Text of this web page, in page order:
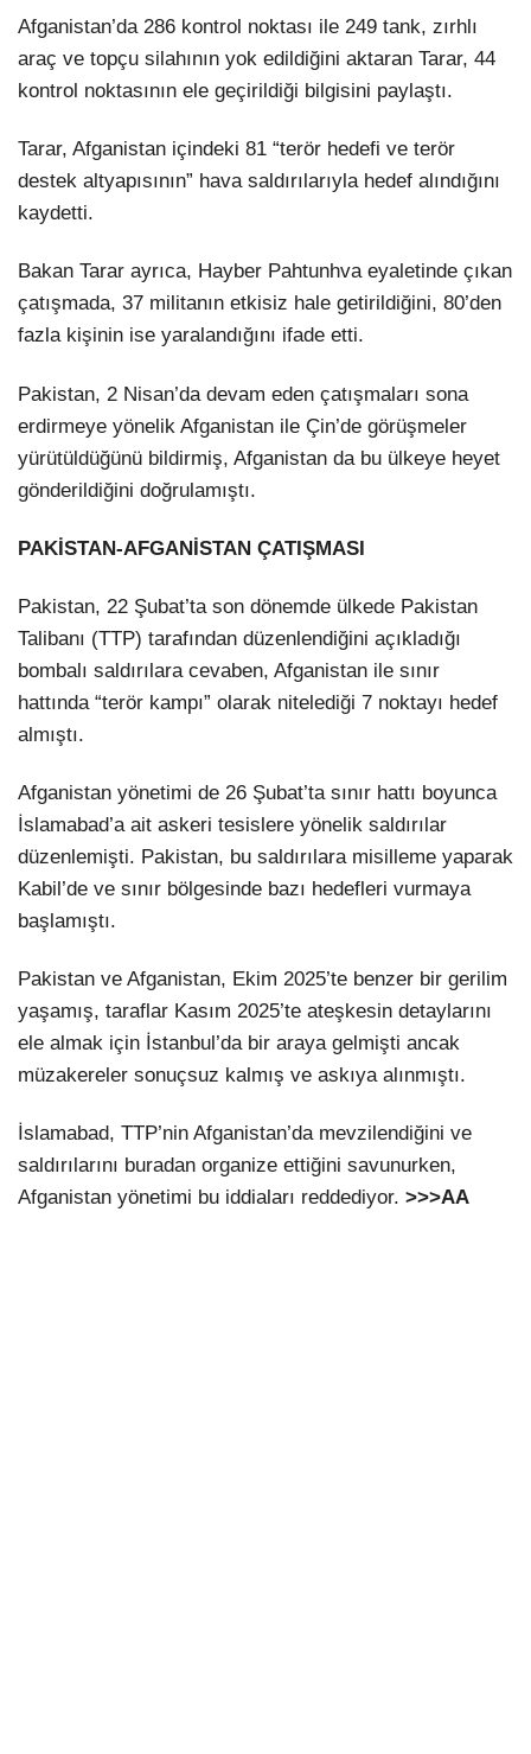
Afganistan’da 286 kontrol noktası ile 249 tank, zırhlı
araç ve topçu silahının yok edildiğini aktaran Tarar, 44
kontrol noktasının ele geçirildiği bilgisini paylaştı.
Tarar, Afganistan içindeki 81 “terör hedefi ve terör
destek altyapısının” hava saldırılarıyla hedef alındığını
kaydetti.
Bakan Tarar ayrıca, Hayber Pahtunhva eyaletinde çıkan
çatışmada, 37 militanın etkisiz hale getirildiğini, 80’den
fazla kişinin ise yaralandığını ifade etti.
Pakistan, 2 Nisan’da devam eden çatışmaları sona
erdirmeye yönelik Afganistan ile Çin’de görüşmeler
yürütüldüğünü bildirmiş, Afganistan da bu ülkeye heyet
gönderildiğini doğrulamıştı.
PAKİSTAN-AFGANİSTAN ÇATIŞMASI
Pakistan, 22 Şubat’ta son dönemde ülkede Pakistan
Talibanı (TTP) tarafından düzenlendiğini açıkladığı
bombalı saldırılara cevaben, Afganistan ile sınır
hattında “terör kampı” olarak nitelediği 7 noktayı hedef
almıştı.
Afganistan yönetimi de 26 Şubat’ta sınır hattı boyunca
İslamabad’a ait askeri tesislere yönelik saldırılar
düzenlemişti. Pakistan, bu saldırılara misilleme yaparak
Kabil’de ve sınır bölgesinde bazı hedefleri vurmaya
başlamıştı.
Pakistan ve Afganistan, Ekim 2025’te benzer bir gerilim
yaşamış, taraflar Kasım 2025’te ateşkesin detaylarını
ele almak için İstanbul’da bir araya gelmişti ancak
müzakereler sonuçsuz kalmış ve askıya alınmıştı.
İslamabad, TTP’nin Afganistan’da mevzilendiğini ve
saldırılarını buradan organize ettiğini savunurken,
Afganistan yönetimi bu iddiaları reddediyor. >>>AA